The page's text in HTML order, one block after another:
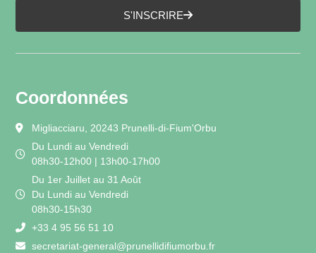
S'INSCRIRE
Coordonnées
Migliacciaru, 20243 Prunelli-di-Fium'Orbu
Du Lundi au Vendredi
08h30-12h00 | 13h00-17h00
Du 1er Juillet au 31 Août
Du Lundi au Vendredi
08h30-15h30
+33 4 95 56 51 10
secretariat-general@prunellidifiumorbu.fr